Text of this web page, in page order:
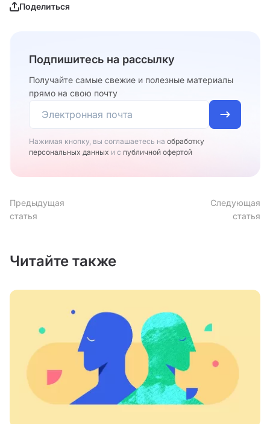
Поделиться
Подпишитесь на рассылку
Получайте самые свежие и полезные материалы
прямо на свою почту
Нажимая кнопку, вы соглашаетесь на обработку
персональных данных и с публичной офертой
Предыдущая
статья
Следующая
статья
Читайте также